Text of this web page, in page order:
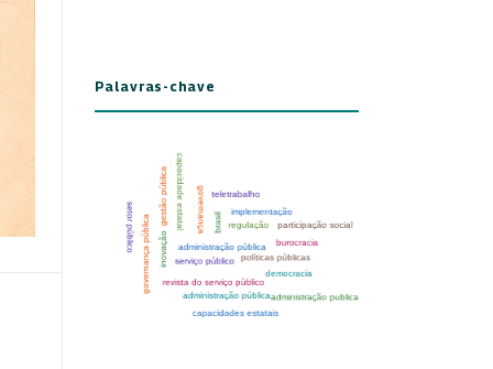
Palavras-chave